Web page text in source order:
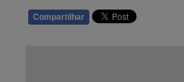
Compartilhar